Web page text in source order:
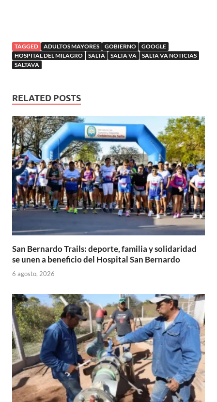
TAGGED ADULTOS MAYORES GOBIERNO
GOOGLE
HOSPITAL DEL MILAGRO
SALTA SALTA VA
SALTA VA NOTICIAS
SALTAVA
RELATED POSTS
San Bernardo Trails: deporte, familia y solidaridad
se unen a beneficio del Hospital San Bernardo
6 agosto, 2026